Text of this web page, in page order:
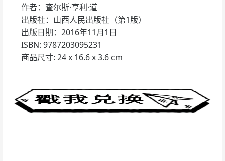
作者：查尔斯·亨利·道
出版社：山西人民出版社（第1版）
出版日期：2016年11月1日
ISBN: 9787203095231
商品尺寸: 24 x 16.6 x 3.6 cm